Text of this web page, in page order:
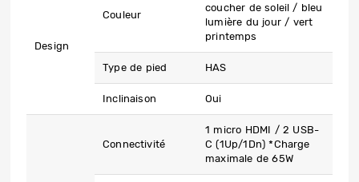
Design
Couleur
coucher de soleil / bleu
lumière du jour / vert
printemps
Type de pied HAS
Inclinaison Oui
Connectivité
1 micro HDMI / 2 USB-
C (1Up/1Dn) *Charge
maximale de 65W